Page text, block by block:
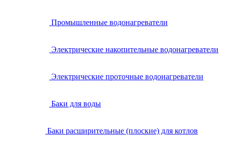
Промышленные водонагреватели
Электрические накопительные водонагреватели
Электрические проточные водонагреватели
Баки для воды
Баки расширительные (плоские) для котлов